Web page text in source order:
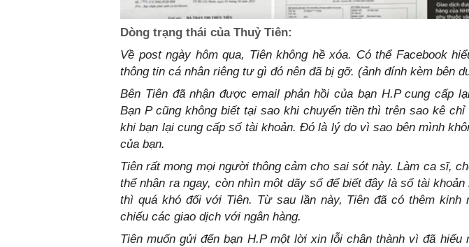
Dòng trạng thái của Thuỷ Tiên:
Về post ngày hôm qua, Tiên không hề xóa. Có thể Facebook
thông tin cá nhân riêng tư gì đó nên đã bị gỡ. (ảnh đính kèm bên
Bên Tiên đã nhận được email phản hồi của bạn H.P cung cấp
Bạn P cũng không biết tại sao khi chuyển tiền thì trên sao kê
khi bạn lại cung cấp số tài khoản. Đó là lý do vì sao bên mình
của bạn.
Tiên rất mong mọi người thông cảm cho sai sót này. Làm ca sĩ,
thể nhận ra ngay, còn nhìn một dãy số để biết đây là số tài khoản
thì quá khó đối với Tiên. Từ sau lần này, Tiên đã có thêm kinh
chiếu các giao dịch với ngân hàng.
Tiên muốn gửi đến bạn H.P một lời xin lỗi chân thành vì đã hiểu